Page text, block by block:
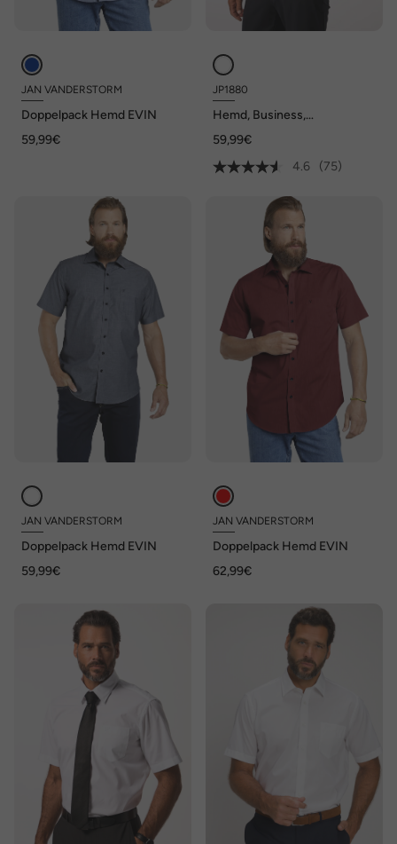
JAN VANDERSTORM
Doppelpack Hemd EVIN
59,99€
JP1880
Hemd, Business,
8XL
59,99€
4.6
(75)
JAN VANDERSTORM
Doppelpack Hemd EVIN
59,99€
JAN VANDERSTORM
Doppelpack Hemd EVIN
62,99€